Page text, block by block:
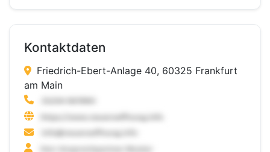
Kontaktdaten
Friedrich-Ebert-Anlage 40, 60325 Frankfurt
am Main